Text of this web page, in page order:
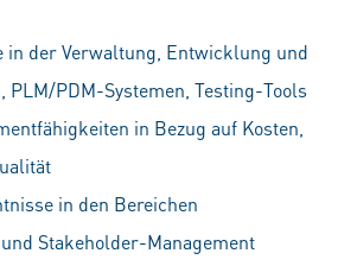
in der Verwaltung, Entwicklung und
PLM/PDM-Systemen, Testing-Tools
in Bezug auf Kosten,
in den Bereichen
Stakeholder-Management